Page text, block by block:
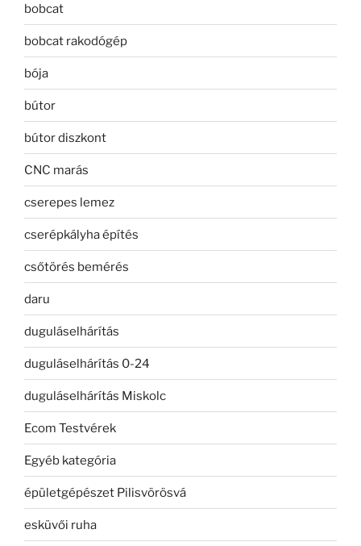
bobcat
bobcat rakodógép
bója
bútor
bútor diszkont
CNC marás
cserepes lemez
cserépkályha építés
csőtörés bemérés
daru
duguláselhárítás
duguláselhárítás 0-24
duguláselhárítás Miskolc
Ecom Testvérek
Egyéb kategória
épületgépészet Pilisvörösvá
esküvői ruha